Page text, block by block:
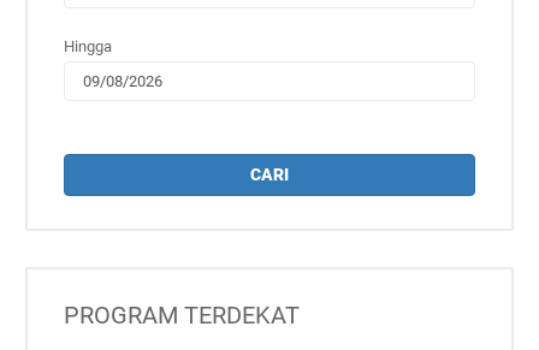
Hingga
CARI
PROGRAM TERDEKAT